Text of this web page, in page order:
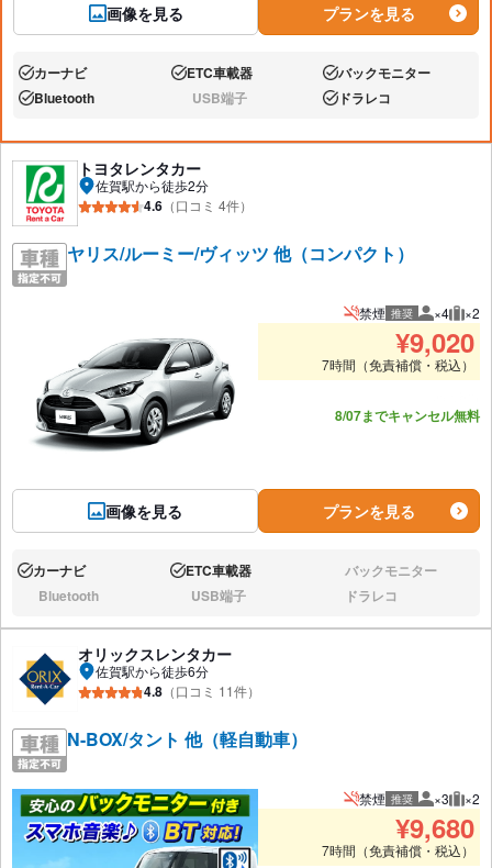
画像を見る プランを見る
あり:カーナビ あり:ETC車載器 あり:バックモニター
あり:Bluetooth なし:USB端子 あり:ドラレコ
トヨタレンタカー
佐賀駅から徒歩2分
4.6 （口コミ 4件）
ヤリス/ルーミー/ヴィッツ 他（コンパクト）
画像を見る
禁煙 推奨 推奨人数
×4 推
×2
¥9,020
7時間（免責補償・税込）
8/07までキャンセル無料
プランを見る
あり:カーナビ あり:ETC車載器 なし:バックモニター
なし:Bluetooth なし:USB端子 なし:ドラレコ
オリックスレンタカー
佐賀駅から徒歩6分
4.8 （口コミ 11件）
N-BOX/タント 他（軽自動車）
禁煙 推奨 推奨人数
×3 推
×2
¥9,680
7時間（免責補償・税込）